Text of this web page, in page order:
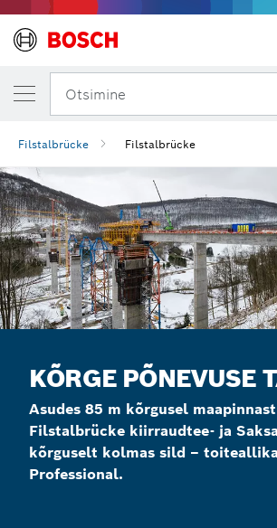
Otsimine
Filstalbrücke Filstalbrücke
KÕRGE PÕNEVUSE
Asudes 85 m kõrgusel
Filstalbrücke kiirraudtee- ja
kõrguselt kolmas sild –
Professional.